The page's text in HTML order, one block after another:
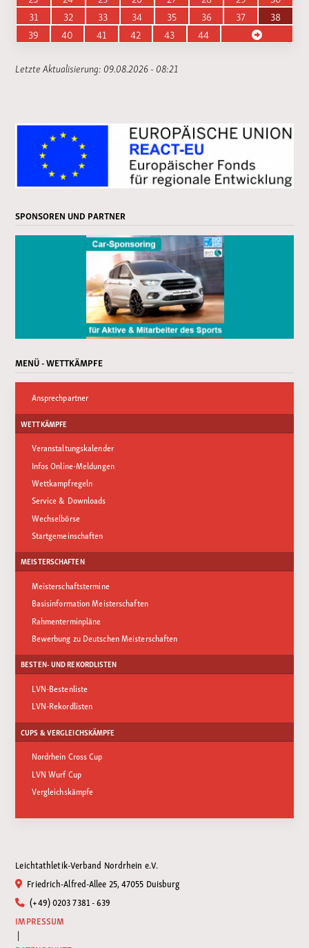
31
32 33 34 35 36 37
38
39
40 41 42 43 44
Letzte Aktualisierung: 09.08.2026 - 08:21
SPONSOREN UND PARTNER
MENÜ - WETTKÄMPFE
Ansprechpartner
WETTKÄMPFE
Veranstaltungskalender
Infos Online-Meldungen
Wettkampfregeln
Service & Downloads
Wechselbörse
Startgemeinschaften
MEISTERSCHAFTEN
Meisterschaftstermine
Basisinformation Meisterschaften
Rahmenterminpläne
Bewerbung zu Deutschen Meisterschaften
BESTEN- UND REKORDLISTEN
LVN-Bestenliste
LVN-Rekordlisten
CUPS & VERGLEICHSKÄMPFE
Nordrhein Cross Cup
LVN Wurf Cup
Vergleichskämpfe
Leichtathletik-Verband Nordrhein e.V.
Friedrich-Alfred-Allee 25, 47055 Duisburg
(+49) 0203 7381 - 639
IMPRESSUM
|